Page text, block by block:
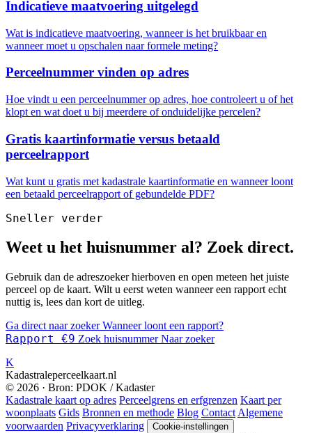
Indicatieve maatvoering uitgelegd
Wat is indicatieve maatvoering, wanneer is het bruikbaar en
wanneer moet u opschalen naar formele meting?
Perceelnummer vinden op adres
Hoe vindt u een perceelnummer op adres, hoe controleert u of het
klopt en wat doet u bij meerdere of onduidelijke percelen?
Gratis kaartinformatie versus betaald
perceelrapport
Wat kunt u gratis met kadastrale kaartinformatie en wanneer loont
een betaald perceelrapport of gebundelde PDF?
Sneller verder
Weet u het huisnummer al? Zoek direct.
Gebruik dan de adreszoeker hierboven en open meteen het juiste
perceel op de kaart. Wilt u eerst weten wanneer een rapport echt
nuttig is, lees dan kort de uitleg.
Ga direct naar zoekerWanneer loont een rapport?
Rapport €9 Zoek huisnummer Naar zoeker
K
Kadastraleperceelkaart.nl
© 2026 · Bron: PDOK / Kadaster
Kadastrale kaart op adres Perceelgrens en erfgrenzen Kaart per
woonplaats Gids Bronnen en methode Blog Contact Algemene
voorwaarden Privacyverklaring Cookie-instellingen